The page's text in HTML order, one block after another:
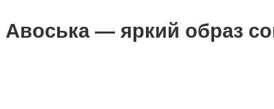
Авоська — яркий образ